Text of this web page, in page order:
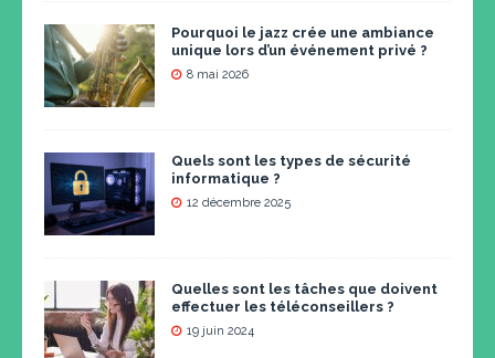
Pourquoi le jazz crée une ambiance
unique lors d’un événement privé ?
8 mai 2026
Quels sont les types de sécurité
informatique ?
12 décembre 2025
Quelles sont les tâches que doivent
effectuer les téléconseillers ?
19 juin 2024